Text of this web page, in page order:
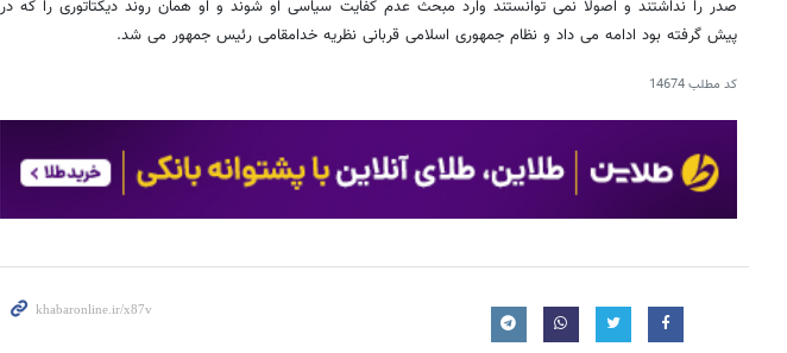
صدر را نداشتند و اصولا نمی توانستند وارد مبحث عدم کفایت سیاسی او شوند و او همان روند دیکتاتوری را که در
پیش گرفته بود ادامه می داد و نظام جمهوری اسلامی قربانی نظریه خدامقامی رئیس جمهور می شد.
کد مطلب14674